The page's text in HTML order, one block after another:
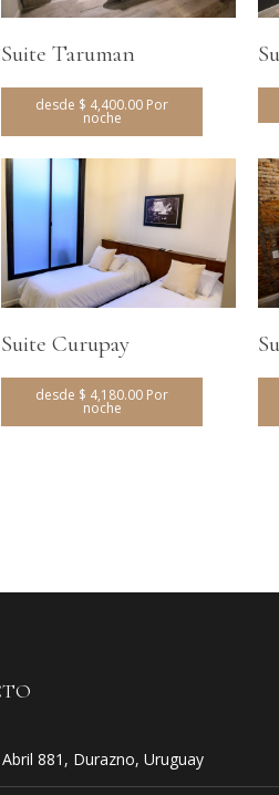
Suite Taruman
desde $ 4,400.00 Por
noche
Suite Curupay
desde $ 4,180.00 Por
noche
881, Durazno, Uruguay